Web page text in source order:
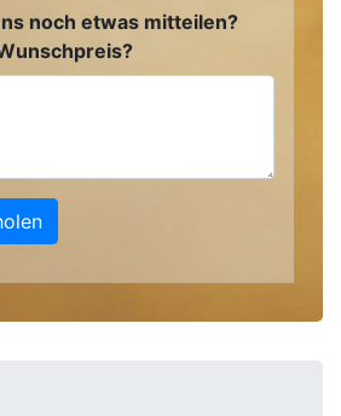
noch etwas mitteilen?